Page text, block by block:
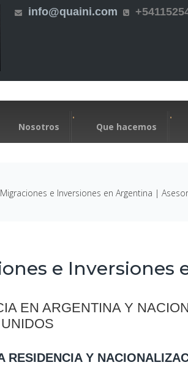
info@quaini.com
Nosotros
Que hacemos
aquí
e Inversiones en Argentina |
e Inversiones
EN ARGENTINA Y
RESIDENCIA Y